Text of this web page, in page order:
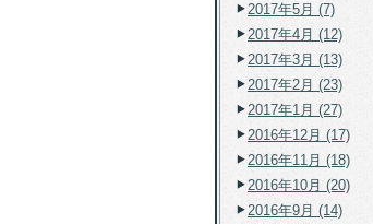
2017年5月 (7)
2017年4月 (12)
2017年3月 (13)
2017年2月 (23)
2017年1月 (27)
2016年12月 (17)
2016年11月 (18)
2016年10月 (20)
2016年9月 (14)